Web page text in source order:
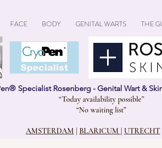
FACE BODY GENITAL WARTS THE
CryoPen®
Specialist
® Specialist Rosenberg - Genital Wart &
“Today availability possible”
“No waiting list”
AMSTERDAM BLARICUM UTRECHT